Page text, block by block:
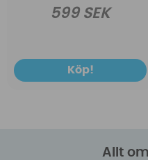
599 SEK
Köp!
Allt